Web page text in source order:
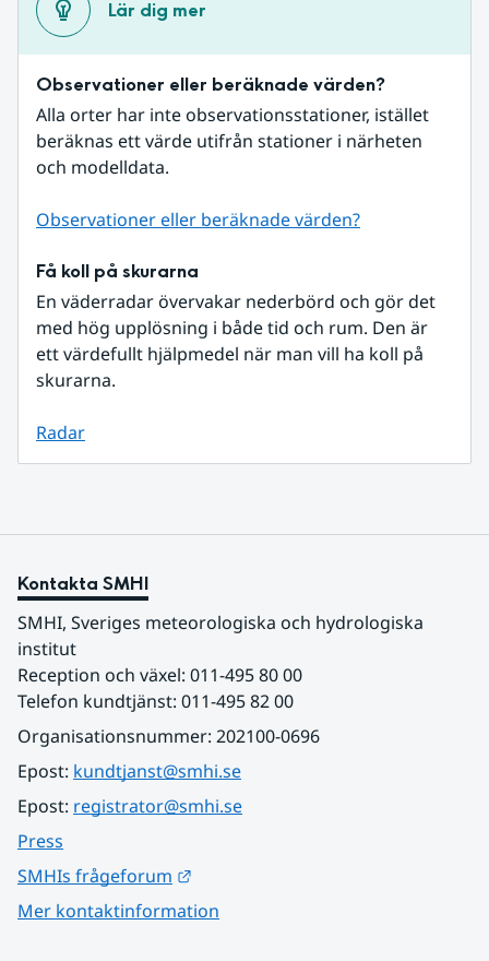
Lär dig mer
Observationer eller beräknade värden?
Alla orter har inte observationsstationer, istället
beräknas ett värde utifrån stationer i närheten
och modelldata.
Observationer eller beräknade värden?
Få koll på skurarna
En väderradar övervakar nederbörd och gör det
med hög upplösning i både tid och rum. Den är
ett värdefullt hjälpmedel när man vill ha koll på
skurarna.
Radar
Kontakta SMHI
SMHI, Sveriges meteorologiska och hydrologiska
institut
Reception och växel: 011-495 80 00
Telefon kundtjänst: 011-495 82 00
Organisationsnummer: 202100-0696
Epost: kundtjanst@smhi.se
Epost: registrator@smhi.se
Press
SMHIs frågeforum
Mer kontaktinformation